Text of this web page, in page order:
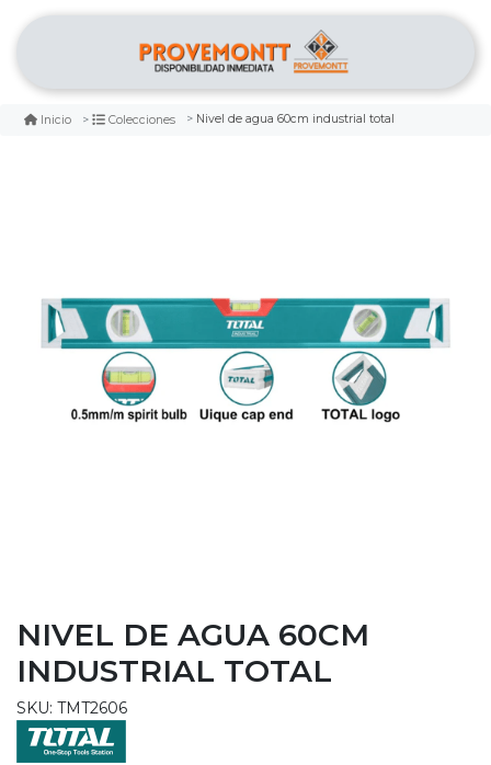
Inicio Colecciones Nivel de agua 60cm industrial total
NIVEL DE AGUA 60CM
INDUSTRIAL TOTAL
SKU: TMT2606